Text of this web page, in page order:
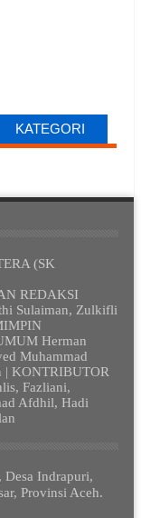
KATEGORI
(SK
REDAKSI
Sulaiman, Zulkifli
Herman
Muhammad
| KONTRIBUTOR
Fazliani,
Afdhil, Hadi
Desa Indrapuri,
Provinsi Aceh.